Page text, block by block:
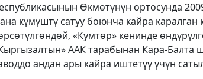
Өкмөтүнүн ортосунда
күмүштү сатуу боюнча кайра
«Кумтөр» кенинде
ААК тарабынан Кара-
андан ары кайра иштетүү үчүн